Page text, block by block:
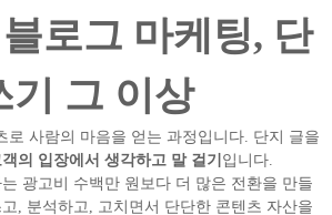
로그 마케팅, 단
기 그 이상
로 사람의 마음을 얻는 과정입니다. 단지 글을
객의 입장에서 생각하고 말 걸기 입니다.
광고비 수백만 원보다 더 많은 전환을 만들
, 분석하고, 고치면서 단단한 콘텐츠 자산을